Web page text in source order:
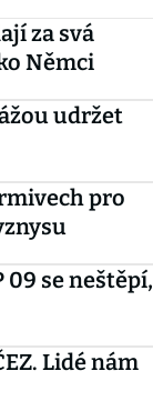
za svá
Němci
udržet
pro
09 se neštěpí,
Lidé nám